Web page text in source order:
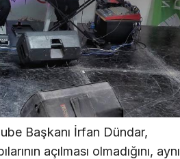
Başkanı İrfan Dündar,
açılması olmadığını, aynı